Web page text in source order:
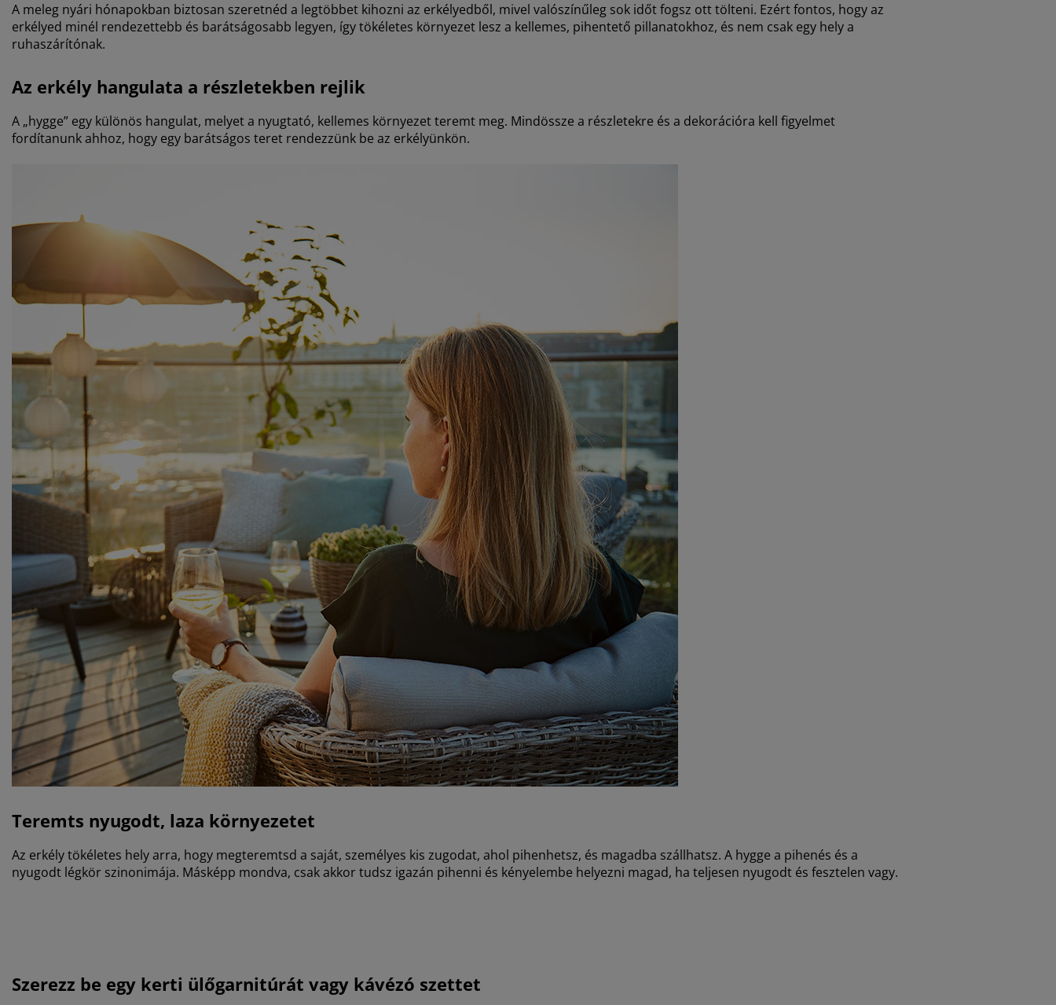
A meleg nyári hónapokban biztosan szeretnéd a legtöbbet kihozni az erkélyedből, mivel valószínűleg sok időt fogsz ott tölteni. Ezért fontos, hogy az
erkélyed minél rendezettebb és barátságosabb legyen, így tökéletes környezet lesz a kellemes, pihentető pillanatokhoz, és nem csak egy hely a
ruhaszárítónak.
Az erkély hangulata a részletekben rejlik
A „hygge” egy különös hangulat, melyet a nyugtató, kellemes környezet teremt meg. Mindössze a részletekre és a dekorációra kell figyelmet
fordítanunk ahhoz, hogy egy barátságos teret rendezzünk be az erkélyünkön.
Teremts nyugodt, laza környezetet
Az erkély tökéletes hely arra, hogy megteremtsd a saját, személyes kis zugodat, ahol pihenhetsz, és magadba szállhatsz. A hygge a pihenés és a
nyugodt légkör szinonimája. Másképp mondva, csak akkor tudsz igazán pihenni és kényelembe helyezni magad, ha teljesen nyugodt és fesztelen vagy.
Szerezz be egy kerti ülőgarnitúrát vagy kávézó szettet